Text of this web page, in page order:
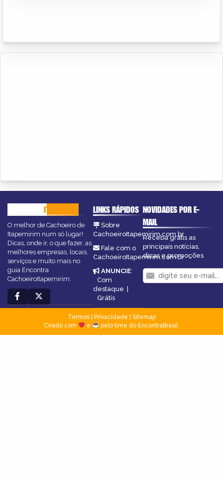
ITAPEMIRIM
O melhor de Cachoeiro de
Itapemirim num só lugar!
Dicas, onde ir, o que fazer, as
melhores empresas, locais,
serviços e muito mais no
guia Encontra
CachoeiroItapemirim.
LINKS RÁPIDOS
Sobre
CachoeiroItapemirim.com.br
Fale com o
CachoeiroItapemirim.com.br
ANUNCIE:
Com
destaque |
Grátis
NOVIDADES POR E-
MAIL
Receba grátis as
principais notícias,
dicas e promoções
Termos| Privacidade
Sitemap
Criado com
e pelo time do EncontraBrasil